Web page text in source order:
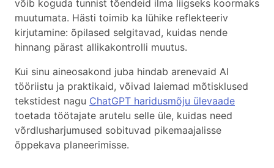
võib koguda tunnist tõendeid ilma liigseks koormaks
muutumata. Hästi toimib ka lühike reflekteeriv
kirjutamine: õpilased selgitavad, kuidas nende
hinnang pärast allikakontrolli muutus.
Kui sinu aineosakond juba hindab arenevaid AI
tööriistu ja praktikaid, võivad laiemad mõtisklused
tekstidest nagu ChatGPT haridusmõju ülevaade
toetada töötajate arutelu selle üle, kuidas need
võrdlusharjumused sobituvad pikemaajalisse
õppekava planeerimisse.